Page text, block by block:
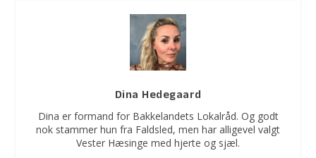
Dina Hedegaard
Dina er formand for Bakkelandets Lokalråd. Og godt
nok stammer hun fra Faldsled, men har alligevel valgt
Vester Hæsinge med hjerte og sjæl.